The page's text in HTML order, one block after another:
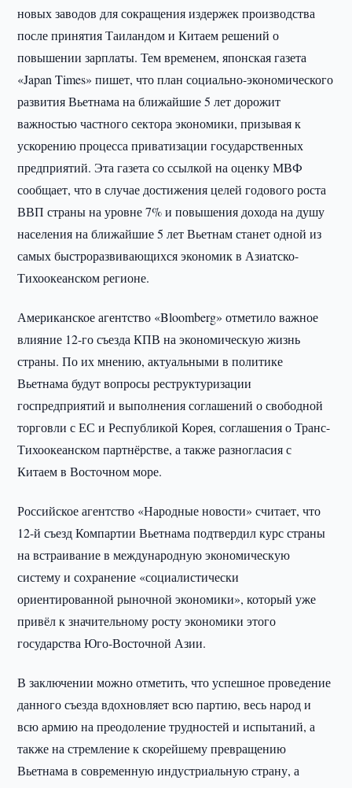
новых заводов для сокращения издержек производства
после принятия Таиландом и Китаем решений о
повышении зарплаты. Тем временем, японская газета
«Japan Times» пишет, что план социально-экономического
развития Вьетнама на ближайшие 5 лет дорожит
важностью частного сектора экономики, призывая к
ускорению процесса приватизации государственных
предприятий. Эта газета со ссылкой на оценку МВФ
сообщает, что в случае достижения целей годового роста
ВВП страны на уровне 7% и повышения дохода на душу
населения на ближайшие 5 лет Вьетнам станет одной из
самых быстроразвивающихся экономик в Азиатско-
Тихоокеанском регионе.
Американское агентство «Bloomberg» отметило важное
влияние 12-го съезда КПВ на экономическую жизнь
страны. По их мнению, актуальными в политике
Вьетнама будут вопросы реструктуризации
госпредприятий и выполнения соглашений о свободной
торговли с ЕС и Республикой Корея, соглашения о Транс-
Тихоокеанском партнёрстве, а также разногласия с
Китаем в Восточном море.
Российское агентство «Народные новости» считает, что
12-й съезд Компартии Вьетнама подтвердил курс страны
на встраивание в международную экономическую
систему и сохранение «социалистически
ориентированной рыночной экономики», который уже
привёл к значительному росту экономики этого
государства Юго-Восточной Азии.
В заключении можно отметить, что успешное проведение
данного съезда вдохновляет всю партию, весь народ и
всю армию на преодоление трудностей и испытаний, а
также на стремление к скорейшему превращению
Вьетнама в современную индустриальную страну, а